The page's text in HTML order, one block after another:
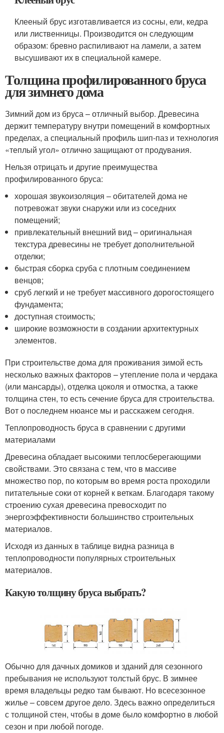
Клееный брус изготавливается из сосны, ели, кедра
или лиственницы. Производится он следующим
образом: бревно распиливают на ламели, а затем
высушивают их в специальной камере.
Толщина профилированного бруса
для зимнего дома
Зимний дом из бруса – отличный выбор. Древесина
держит температуру внутри помещений в комфортных
пределах, а специальный профиль шип-паз и технология
«теплый угол» отлично защищают от продувания.
Нельзя отрицать и другие преимущества
профилированного бруса:
хорошая звукоизоляция – обитателей дома не
потревожат звуки снаружи или из соседних
помещений;
привлекательный внешний вид – оригинальная
текстура древесины не требует дополнительной
отделки;
быстрая сборка сруба с плотным соединением
венцов;
сруб легкий и не требует массивного дорогостоящего
фундамента;
доступная стоимость;
широкие возможности в создании архитектурных
элементов.
При строительстве дома для проживания зимой есть
несколько важных факторов – утепление пола и чердака
(или мансарды), отделка цоколя и отмостка, а также
толщина стен, то есть сечение бруса для строительства.
Вот о последнем нюансе мы и расскажем сегодня.
Теплопроводность бруса в сравнении с другими
материалами
Древесина обладает высокими теплосберегающими
свойствами. Это связана с тем, что в массиве
множество пор, по которым во время роста проходили
питательные соки от корней к веткам. Благодаря такому
строению сухая древесина превосходит по
энергоэффективности большинство строительных
материалов.
Исходя из данных в таблице видна разница в
теплопроводности популярных строительных
материалов.
Какую толщину бруса выбрать?
Обычно для дачных домиков и зданий для сезонного
пребывания не используют толстый брус. В зимнее
время владельцы редко там бывают. Но всесезонное
жилье – совсем другое дело. Здесь важно определиться
с толщиной стен, чтобы в доме было комфортно в любой
сезон и при любой погоде.